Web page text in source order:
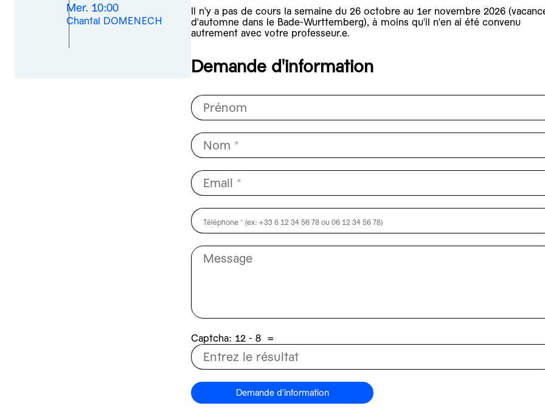
Mer. 10:00
Chantal DOMENECH
Il n'y a pas de cours la semaine du 26 octobre au 1er novembre 2026
d'automne dans le Bade-Wurttemberg), à moins qu'il n'en ai été convenu
autrement avec votre professeur.e.
Demande d'information
Captcha: 8 - 21 =
Demande d'information